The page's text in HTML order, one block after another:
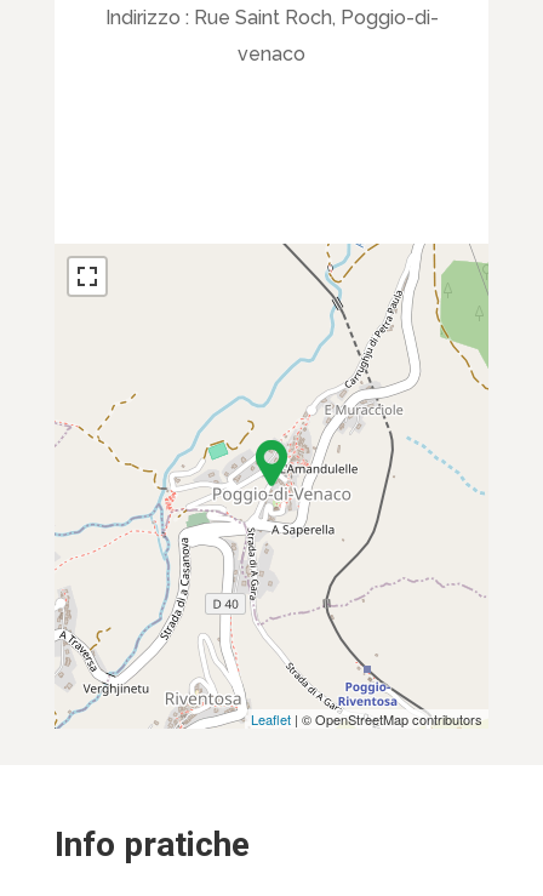
Indirizzo : Rue Saint Roch, Poggio-di-
venaco
Leaflet | © OpenStreetMap contributors
Info pratiche